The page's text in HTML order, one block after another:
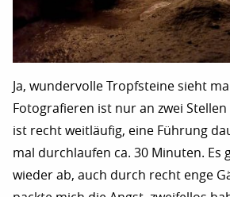
Ja, wundervolle Tropfsteine sieht
Fotografieren ist nur an zwei
ist recht weitläufig, eine Führung
mal durchlaufen ca. 30 Minuten. Es
wieder ab, auch durch recht enge